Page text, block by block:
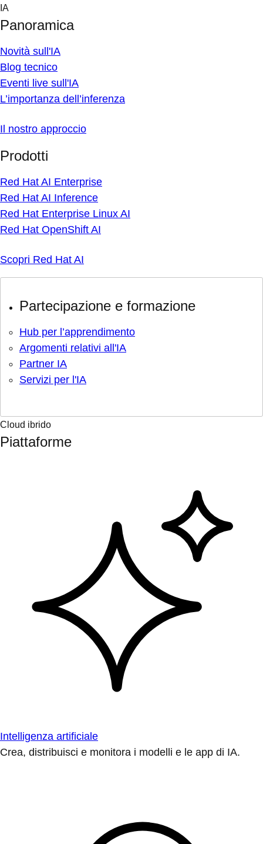
Skip
content
IA
Panoramica
Novità sull'IA
Blog tecnico
Eventi live sull'IA
L’importanza dell’inferenza
Il nostro approccio
Prodotti
Red Hat AI Enterprise
Red Hat AI Inference
Red Hat Enterprise Linux AI
Red Hat OpenShift AI
Scopri Red Hat AI
Partecipazione e formazione
Hub per l’apprendimento
Argomenti relativi all'IA
Partner IA
Servizi per l'IA
Cloud ibrido
Piattaforme
Intelligenza artificiale
Crea, distribuisci e monitora i modelli e le app di IA.